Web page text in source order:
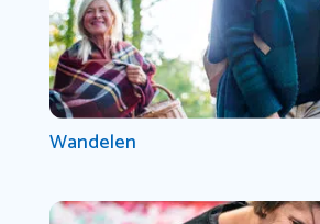
Wandelen